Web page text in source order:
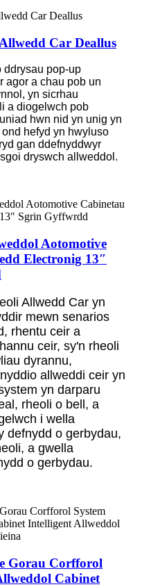
Car Deallus
ddrysau pop-up
agor a chau pob un
yn sicrhau
a diogelwch pob
hwn nid yn unig yn
hefyd yn hwyluso
gan ddefnyddwyr
dryswch allweddol.
Aotomotive
Electronig 13″
Allwedd Car yn
mewn senarios
rhentu ceir a
ceir, sy'n rheoli
dyrannu,
allweddi ceir yn
yn darparu
rheoli o bell, a
i wella
defnydd o gerbydau,
a gwella
o gerbydau.
Gorau Corfforol
Cabinet